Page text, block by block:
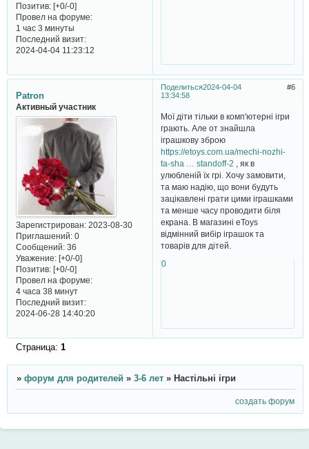
Позитив: [+0/-0]
Провел на форуме:
1 час 3 минуты
Последний визит:
2024-04-04 11:23:12
Поделиться 6
2024-04-04
13:34:58
Patron
Активный участник
Зарегистрирован: 2023-08-30
Приглашений:0
Сообщений:36
Уважение: [+0/-0]
Позитив: [+0/-0]
Провел на форуме:
4 часа 38 минут
Последний визит:
2024-06-28 14:40:20
Мої діти тільки в комп'ютерні ігри
грають. Але от знайшла
іграшкову зброю
https://etoys.com.ua/mechi-nozhi-
ta-sha … standoff-2 , як в
улюбленій їх грі. Хочу замовити,
та маю надію, що вони будуть
зацікавлені грати цими іграшками
та менше часу проводити біля
екрана. В магазині eToys
відмінний вибір іграшок та
товарів для дітей.
0
Страница: 1
» форум для родителей » 3-6 лет » Настільні ігри
создать форум